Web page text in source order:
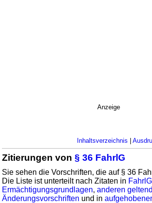
Anzeige
Inhaltsverzeichnis |
Zitierungen von§ 36 FahrlG
Sie sehen die Vorschriften, die auf § 36
Die Liste ist unterteilt nach Zitaten in
Ermächtigungsgrundlagen,anderen
Änderungsvorschriften und in